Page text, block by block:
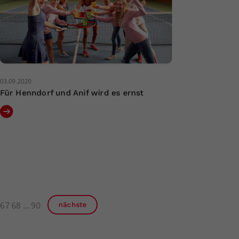
03.09.2020
Für Henndorf und Anif wird es ernst
67 68 90 nächste